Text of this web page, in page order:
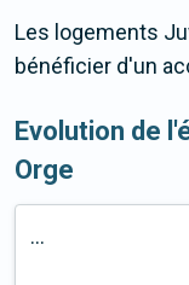
Les logements
bénéficier d'un
Evolution de
Orge
...